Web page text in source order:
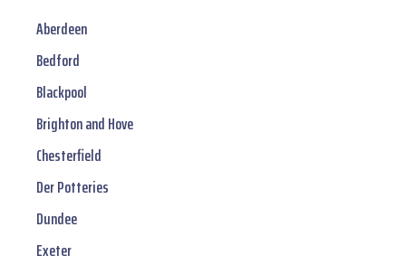
Aberdeen
Bedford
Blackpool
Brighton and Hove
Chesterfield
Der Potteries
Dundee
Exeter